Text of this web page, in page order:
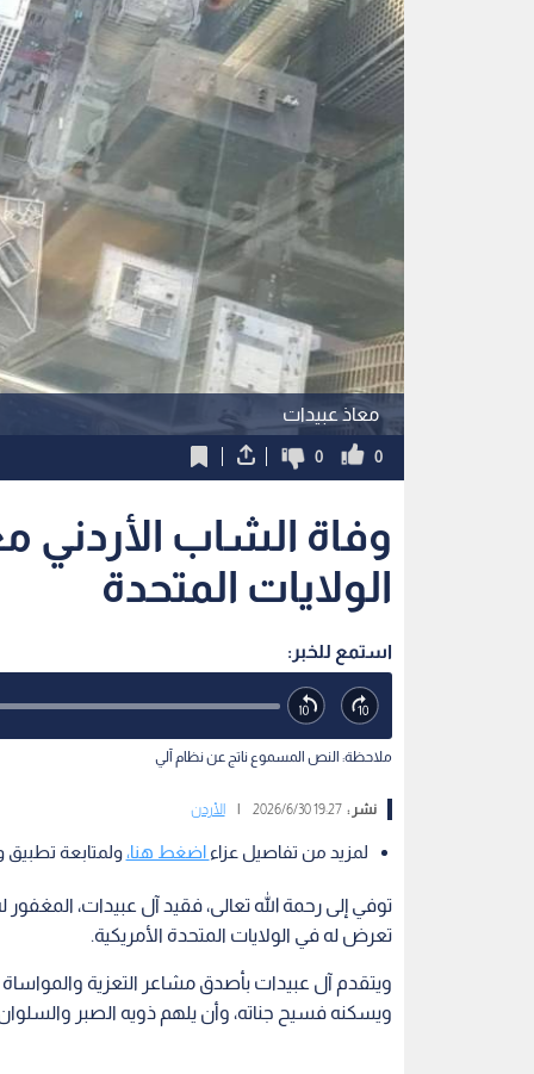
معاذ عبيدات
0
0
وفاة الشاب الأردني
الولايات المتحدة
استمع للخبر:
ملاحظة: النص المسموع ناتج عن نظام آلي
نشر :19:27 2026/6/30 الأردن
لمزيد من تفاصيل عزاء اضغط هنا،ولمتابعة تطبيق
توفي إلى رحمة الله تعالى، فقيد آل عبيدات،
تعرض له في الولايات المتحدة الأمريكية.
ويتقدم آل عبيدات بأصدق مشاعر التعزية
ويسكنه فسيح جناته، وأن يلهم ذويه الصبر